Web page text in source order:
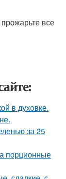
все
в духовке.
за 25
порционные